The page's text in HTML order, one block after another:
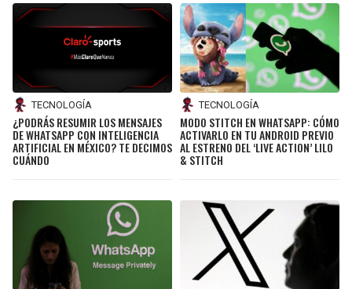
TECNOLOGÍA
¿PODRÁS RESUMIR LOS MENSAJES
DE WHATSAPP CON INTELIGENCIA
ARTIFICIAL EN MÉXICO? TE DECIMOS
CUÁNDO
TECNOLOGÍA
MODO STITCH EN WHATSAPP: CÓMO
ACTIVARLO EN TU ANDROID PREVIO
AL ESTRENO DEL ‘LIVE ACTION’ LILO
& STITCH